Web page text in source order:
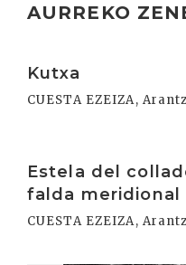
AURREKO
Kutxa
CUESTA EZEIZA,
Estela del
falda
CUESTA EZEIZA,